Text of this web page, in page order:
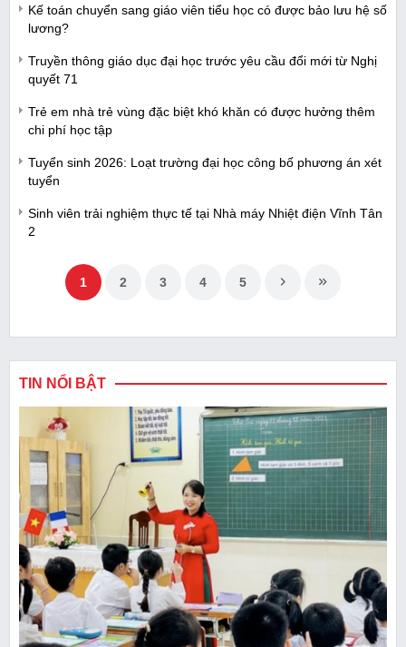
Kế toán chuyển sang giáo viên tiểu học có được bảo lưu hệ số
lương?
Truyền thông giáo dục đại học trước yêu cầu đổi mới từ Nghị
quyết 71
Trẻ em nhà trẻ vùng đặc biệt khó khăn có được hưởng thêm
chi phí học tập
Tuyển sinh 2026: Loạt trường đại học công bố phương án xét
tuyển
Sinh viên trải nghiệm thực tế tại Nhà máy Nhiệt điện Vĩnh Tân
2
1 2 3 4 5
TIN NỔI BẬT